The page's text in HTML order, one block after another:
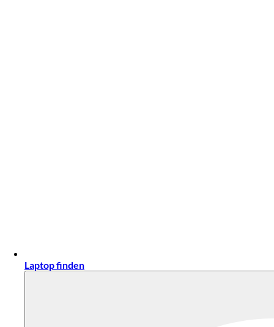
Laptop finden